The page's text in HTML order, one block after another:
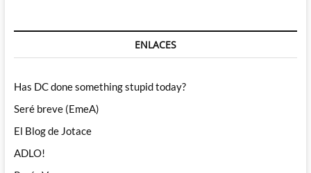
ENLACES
Has DC done something stupid today?
Seré breve (EmeA)
El Blog de Jotace
ADLO!